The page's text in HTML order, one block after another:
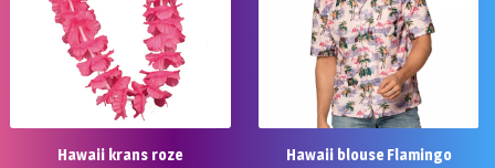
Hawaii krans roze Hawaii blouse Flamingo